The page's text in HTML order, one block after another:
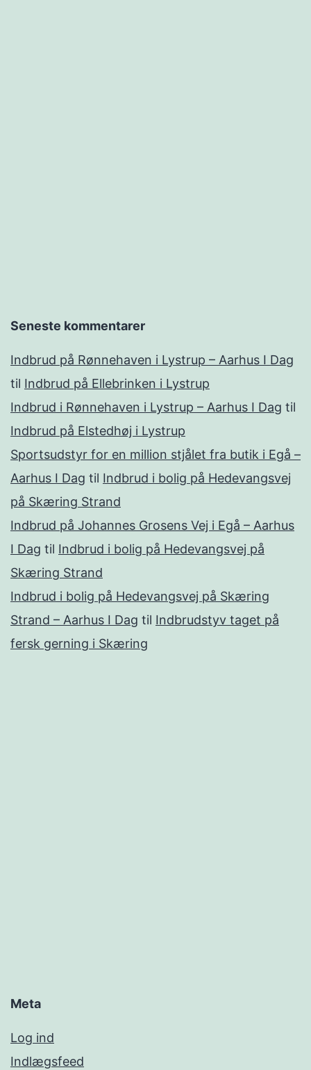
Seneste kommentarer
Indbrud på Rønnehaven i Lystrup – Aarhus I Dag
til Indbrud på Ellebrinken i Lystrup
Indbrud i Rønnehaven i Lystrup – Aarhus I Dag til
Indbrud på Elstedhøj i Lystrup
Sportsudstyr for en million stjålet fra butik i Egå –
Aarhus I Dag til Indbrud i bolig på Hedevangsvej
på Skæring Strand
Indbrud på Johannes Grosens Vej i Egå – Aarhus
I Dag til Indbrud i bolig på Hedevangsvej på
Skæring Strand
Indbrud i bolig på Hedevangsvej på Skæring
Strand – Aarhus I Dag til Indbrudstyv taget på
fersk gerning i Skæring
Meta
Log ind
Indlægsfeed